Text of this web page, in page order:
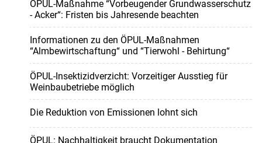
ÖPUL-Maßnahme “Vorbeugender Grundwasserschutz
- Acker“: Fristen bis Jahresende beachten
Informationen zu den ÖPUL-Maßnahmen
“Almbewirtschaftung“ und “Tierwohl - Behirtung“
ÖPUL-Insektizidverzicht: Vorzeitiger Ausstieg für
Weinbaubetriebe möglich
Die Reduktion von Emissionen lohnt sich
ÖPUL: Nachhaltigkeit braucht Dokumentation